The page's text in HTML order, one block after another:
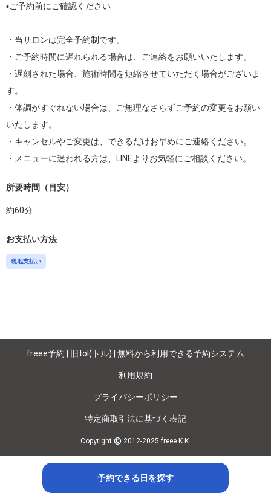
▪️ご予約前にご確認ください
・当サロンは完全予約制です。
・ご予約時間に遅れられる場合は、ご連絡をお願いいたします。
・遅刻された場合、施術時間を短縮させていただく場合がございま
す。
・体調がすぐれない場合は、ご無理なさらずご予約の変更をお願い
いたします。
・キャンセルやご変更は、できるだけお早めにご連絡ください。
・メニューに迷われる方は、LINEよりお気軽にご相談ください。
所要時間（目安）
約60分
お支払い方法
現地支払い
予約できる日を探す
freee予約 | 旧tol(トル) | 無料から利用できる予約システム
利用規約
プライバシーポリシー
特定商取引法に基づく表記
Copyright © 2012-2025 freee K.K.